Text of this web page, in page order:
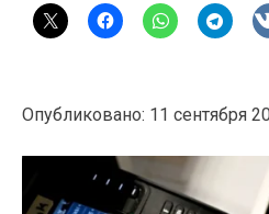
Опубликовано: 11 сентября